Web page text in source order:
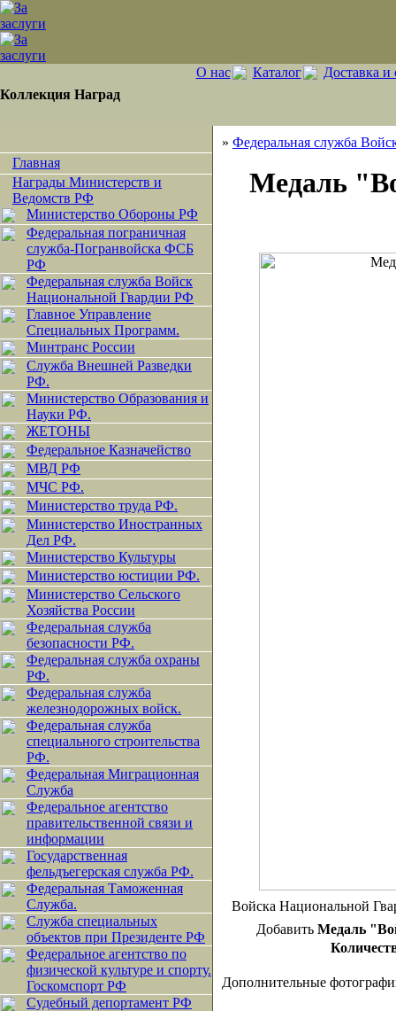
Коллекция Наград
О нас Каталог Доставка и
Главная
Награды Министерств и
Ведомств РФ
Министерство Обороны РФ
Федеральная пограничная
служба-Погранвойска ФСБ
РФ
Федеральная служба Войск
Национальной Гвардии РФ
Главное Управление
Специальных Программ.
Минтранс России
Служба Внешней Разведки
РФ.
Министерство Образования и
Науки РФ.
ЖЕТОНЫ
Федеральное Казначейство
МВД РФ
МЧС РФ.
Министерство труда РФ.
Министерство Иностранных
Дел РФ.
Министерство Культуры
Министерство юстиции РФ.
Министерство Сельского
Хозяйства России
Федеральная служба
безопасности РФ.
Федеральная служба охраны
РФ.
Федеральная служба
железнодорожных войск.
Федеральная служба
специального строительства
РФ.
Федеральная Миграционная
Служба
Федеральное агентство
правительственной связи и
информации
Государственная
фельдъегерская служба РФ.
Федеральная Таможенная
Служба.
Служба специальных
объектов при Президенте РФ
Федеральное агентство по
физической культуре и спорту.
Госкомспорт РФ
Судебный депортамент РФ
» Федеральная служба
Медаль
Войска Национальной
Добавить Медаль
Дополнительные